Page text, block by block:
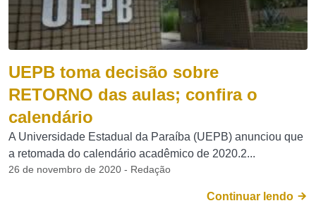
UEPB toma decisão sobre
RETORNO das aulas; confira o
calendário
A Universidade Estadual da Paraíba (UEPB) anunciou que
a retomada do calendário acadêmico de 2020.2...
26 de novembro de 2020 - Redação
Continuar lendo